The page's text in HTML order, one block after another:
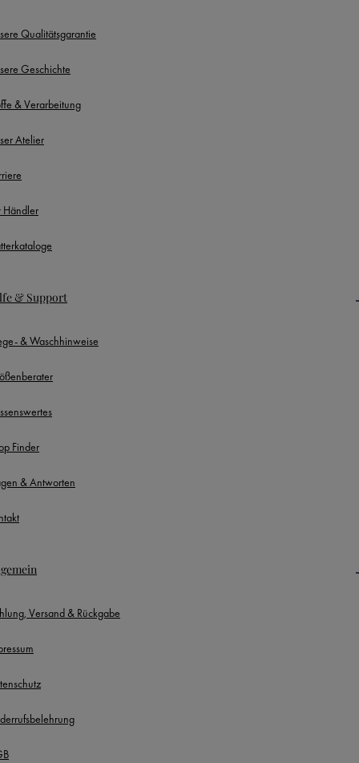
Qualitätsgarantie
Geschichte
& Verarbeitung
Atelier
Händler
& Support
& Waschhinweise
Finder
& Antworten
Versand & Rückgabe